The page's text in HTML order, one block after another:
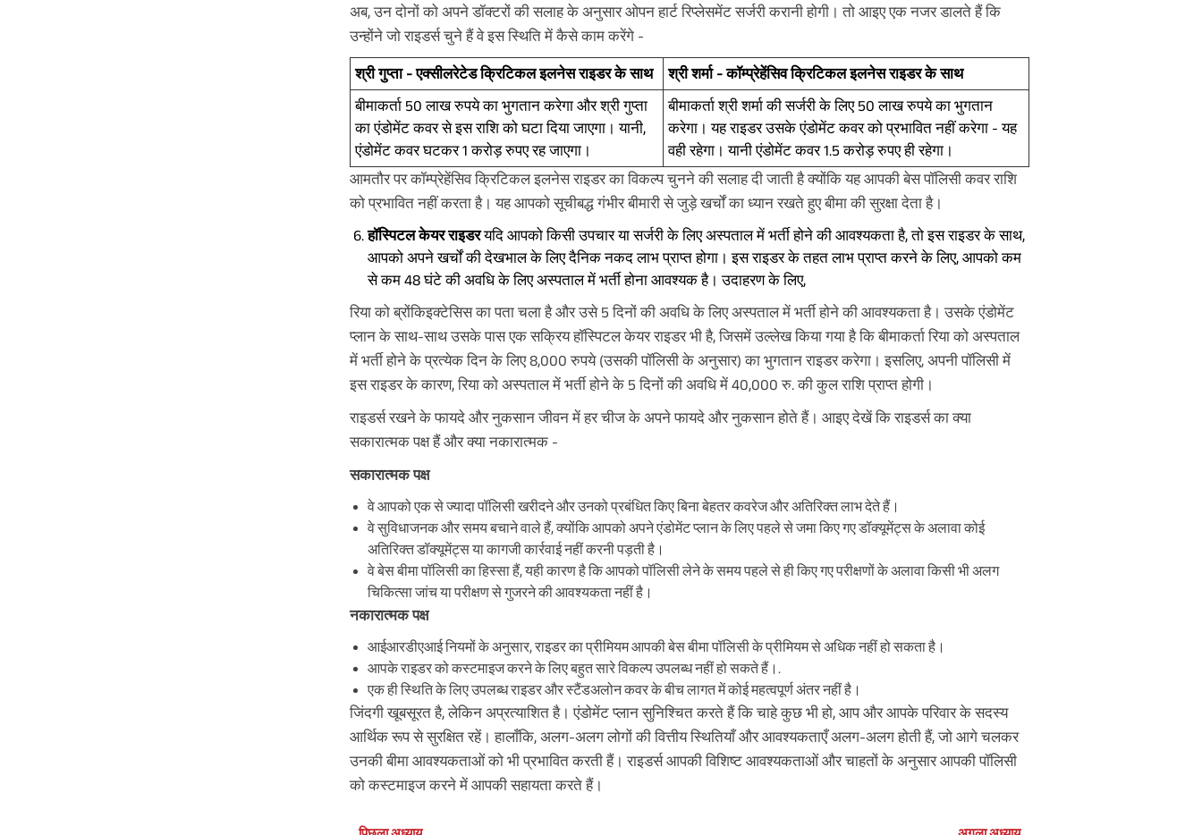
अब, उन दोनों को अपने डॉक्टरों की सलाह के अनुसार ओपन हार्ट रिप्लेसमेंट सर्जरी करानी होगी। तो आइए एक नजर डालते हैं कि
उन्होंने जो राइडर्स चुने हैं वे इस स्थिति में कैसे काम करेंगे -
श्री गुप्ता - एक्सीलरेटेड क्रिटिकल इलनेस राइडर के साथ
श्री शर्मा - कॉम्प्रेहेंसिव क्रिटिकल इलनेस राइडर के साथ
बीमाकर्ता 50 लाख रुपये का भुगतान करेगा और श्री गुप्ता
का एंडोमेंट कवर से इस राशि को घटा दिया जाएगा। यानी,
एंडोमेंट कवर घटकर 1 करोड़ रुपए रह जाएगा।
बीमाकर्ता श्री शर्मा की सर्जरी के लिए 50 लाख रुपये का भुगतान
करेगा। यह राइडर उसके एंडोमेंट कवर को प्रभावित नहीं करेगा - यह
वही रहेगा। यानी एंडोमेंट कवर 1.5 करोड़ रुपए ही रहेगा।
आमतौर पर कॉम्प्रेहेंसिव क्रिटिकल इलनेस राइडर का विकल्प चुनने की सलाह दी जाती है क्योंकि यह आपकी बेस पॉलिसी कवर राशि
को प्रभावित नहीं करता है। यह आपको सूचीबद्ध गंभीर बीमारी से जुड़े खर्चों का ध्यान रखते हुए बीमा की सुरक्षा देता है।
हॉस्पिटल केयर राइडरयदि आपको किसी उपचार या सर्जरी के लिए अस्पताल में भर्ती होने की आवश्यकता है, तो इस राइडर के साथ,
आपको अपने खर्चों की देखभाल के लिए दैनिक नकद लाभ प्राप्त होगा। इस राइडर के तहत लाभ प्राप्त करने के लिए, आपको कम
से कम 48 घंटे की अवधि के लिए अस्पताल में भर्ती होना आवश्यक है। उदाहरण के लिए,
रिया को ब्रोंकिइक्टेसिस का पता चला है और उसे 5 दिनों की अवधि के लिए अस्पताल में भर्ती होने की आवश्यकता है। उसके एंडोमेंट
प्लान के साथ-साथ उसके पास एक सक्रिय हॉस्पिटल केयर राइडर भी है, जिसमें उल्लेख किया गया है कि बीमाकर्ता रिया को अस्पताल
में भर्ती होने के प्रत्येक दिन के लिए 8,000 रुपये (उसकी पॉलिसी के अनुसार) का भुगतान राइडर करेगा। इसलिए, अपनी पॉलिसी में
इस राइडर के कारण, रिया को अस्पताल में भर्ती होने के 5 दिनों की अवधि में 40,000 रु. की कुल राशि प्राप्त होगी।
राइडर्स रखने के फायदे और नुकसान जीवन में हर चीज के अपने फायदे और नुकसान होते हैं। आइए देखें कि राइडर्स का क्या
सकारात्मक पक्ष हैं और क्या नकारात्मक -
सकारात्मक पक्ष
वे आपको एक से ज्यादा पॉलिसी खरीदने और उनको प्रबंधित किए बिना बेहतर कवरेज और अतिरिक्त लाभ देते हैं।
वे सुविधाजनक और समय बचाने वाले हैं, क्योंकि आपको अपने एंडोमेंट प्लान के लिए पहले से जमा किए गए डॉक्यूमेंट्स के अलावा कोई
अतिरिक्त डॉक्यूमेंट्स या कागजी कार्रवाई नहीं करनी पड़ती है।
वे बेस बीमा पॉलिसी का हिस्सा हैं, यही कारण है कि आपको पॉलिसी लेने के समय पहले से ही किए गए परीक्षणों के अलावा किसी भी अलग
चिकित्सा जांच या परीक्षण से गुजरने की आवश्यकता नहीं है।
नकारात्मक पक्ष
आईआरडीएआई नियमों के अनुसार, राइडर का प्रीमियम आपकी बेस बीमा पॉलिसी के प्रीमियम से अधिक नहीं हो सकता है।
आपके राइडर को कस्टमाइज करने के लिए बहुत सारे विकल्प उपलब्ध नहीं हो सकते हैं।.
एक ही स्थिति के लिए उपलब्ध राइडर और स्टैंडअलोन कवर के बीच लागत में कोई महत्वपूर्ण अंतर नहीं है।
जिंदगी खूबसूरत है, लेकिन अप्रत्याशित है। एंडोमेंट प्लान सुनिश्चित करते हैं कि चाहे कुछ भी हो, आप और आपके परिवार के सदस्य
आर्थिक रूप से सुरक्षित रहें। हालाँकि, अलग-अलग लोगों की वित्तीय स्थितियाँ और आवश्यकताएँ अलग-अलग होती हैं, जो आगे चलकर
उनकी बीमा आवश्यकताओं को भी प्रभावित करती हैं। राइडर्स आपकी विशिष्ट आवश्यकताओं और चाहतों के अनुसार आपकी पॉलिसी
को कस्टमाइज करने में आपकी सहायता करते हैं।
वर्ष डिफरमेंट और "Annually in Advance" पेआउट फ्रीक्वेंसी चुनी गई हो। यह फ्रीक्वेंसी
केवल "वार्षिक" प्रीमियम भुगतान मोड में उपलब्ध है। ADV/2/24-25/2901